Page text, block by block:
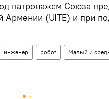
патронажем Союза
Армении (UITE) и при
инженер робот Малый и